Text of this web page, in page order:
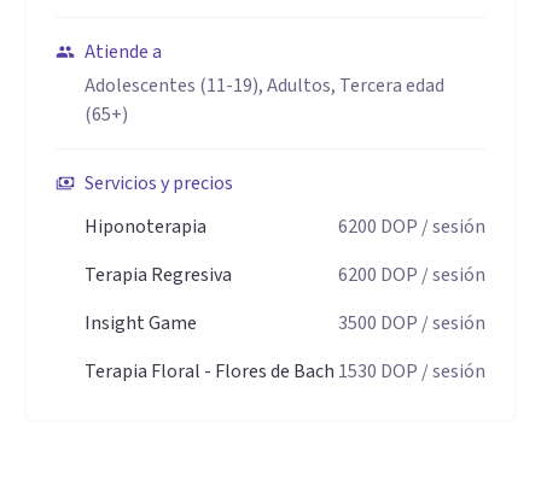
Atiende a
Adolescentes (11-19), Adultos, Tercera edad
(65+)
Servicios y precios
Hiponoterapia
6200 DOP / sesión
Terapia Regresiva
6200 DOP / sesión
Insight Game
3500 DOP / sesión
Terapia Floral - Flores de Bach 1530 DOP / sesión